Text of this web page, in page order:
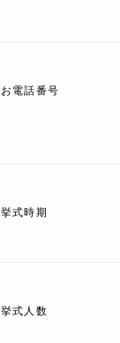
お電話番号
挙式時期
挙式人数